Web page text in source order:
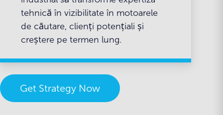
tehnică în vizibilitate în motoarele
de căutare, clienți potențiali și
creștere pe termen lung.
Get Strategy Now